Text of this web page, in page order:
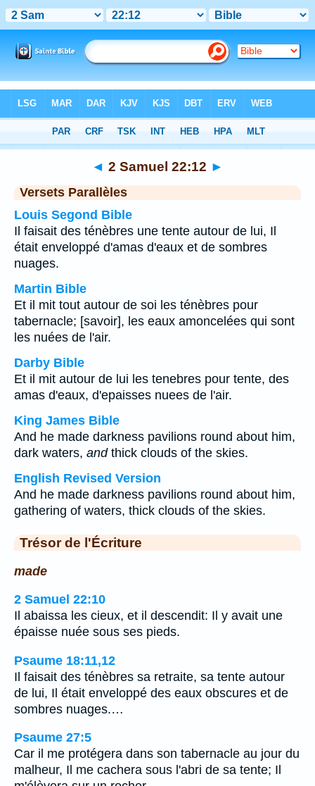
Chapitre 22 > Verset 12
◄ 2 Samuel 22:12 ►
Versets Parallèles
Louis Segond Bible
Il faisait des ténèbres une tente autour de lui, Il
était enveloppé d'amas d'eaux et de sombres
nuages.
Martin Bible
Et il mit tout autour de soi les ténèbres pour
tabernacle; [savoir], les eaux amoncelées qui sont
les nuées de l'air.
Darby Bible
Et il mit autour de lui les tenebres pour tente, des
amas d'eaux, d'epaisses nuees de l'air.
King James Bible
And he made darkness pavilions round about him,
dark waters, andthick clouds of the skies.
English Revised Version
And he made darkness pavilions round about him,
gathering of waters, thick clouds of the skies.
Trésor de l'Écriture
made
2 Samuel 22:10
Il abaissa les cieux, et il descendit: Il y avait une
épaisse nuée sous ses pieds.
Psaume 18:11,12
Il faisait des ténèbres sa retraite, sa tente autour
de lui, Il était enveloppé des eaux obscures et de
sombres nuages.…
Psaume 27:5
Car il me protégera dans son tabernacle au jour du
malheur, Il me cachera sous l'abri de sa tente; Il